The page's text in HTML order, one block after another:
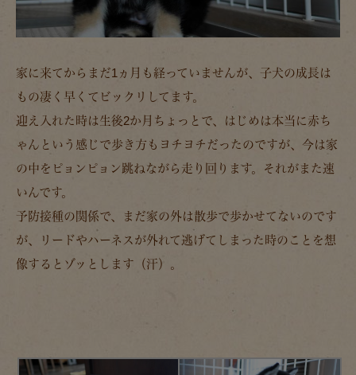
家に来てからまだ1ヵ月も経っていませんが、子犬の成長は
もの凄く早くてビックリしてます。
迎え入れた時は生後2か月ちょっとで、はじめは本当に赤ち
ゃんという感じで歩き方もヨチヨチだったのですが、今は家
の中をピョンピョン跳ねながら走り回ります。それがまた速
いんです。
予防接種の関係で、まだ家の外は散歩で歩かせてないのです
が、リードやハーネスが外れて逃げてしまった時のことを想
像するとゾッとします（汗）。